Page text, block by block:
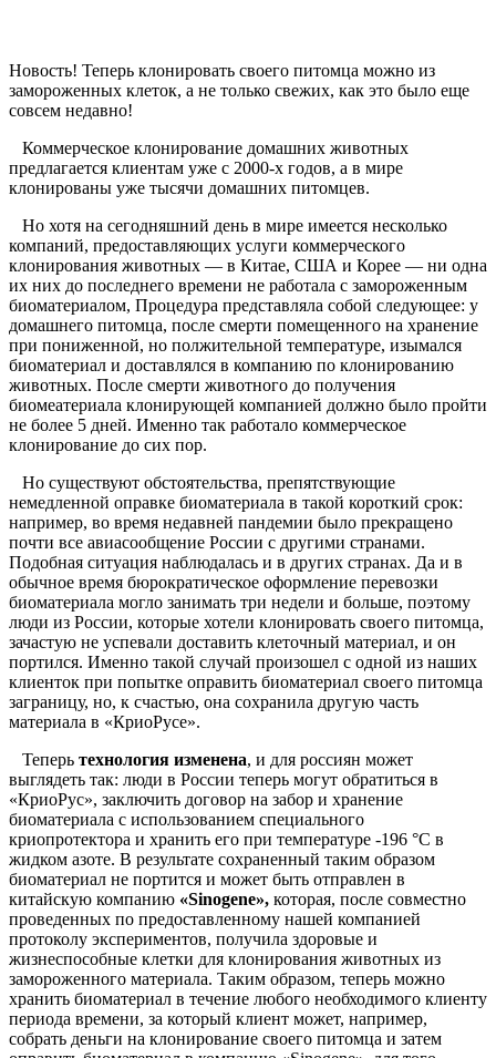
Новость! Теперь клонировать своего питомца можно из
замороженных клеток, а не только свежих, как это было еще
совсем недавно!
Коммерческое клонирование домашних животных
предлагается клиентам уже с 2000-х годов, а в мире
клонированы уже тысячи домашних питомцев.
Но хотя на сегодняшний день в мире имеется несколько
компаний, предоставляющих услуги коммерческого
клонирования животных — в Китае, США и Корее — ни одна
их них до последнего времени не работала с замороженным
биоматериалом, Процедура представляла собой следующее: у
домашнего питомца, после смерти помещенного на хранение
при пониженной, но полжительной температуре, изымался
биоматериал и доставлялся в компанию по клонированию
животных. После смерти животного до получения
биомеатериала клонирующей компанией должно было пройти
не более 5 дней. Именно так работало коммерческое
клонирование до сих пор.
Но существуют обстоятельства, препятствующие
немедленной оправке биоматериала в такой короткий срок:
например, во время недавней пандемии было прекращено
почти все авиасообщение России с другими странами.
Подобная ситуация наблюдалась и в других странах. Да и в
обычное время бюрократическое оформление перевозки
биоматериала могло занимать три недели и больше, поэтому
люди из России, которые хотели клонировать своего питомца,
зачастую не успевали доставить клеточный материал, и он
портился. Именно такой случай произошел с одной из наших
клиенток при попытке оправить биоматериал своего питомца
заграницу, но, к счастью, она сохранила другую часть
материала в «КриоРусе».
Теперь технология изменена, и для россиян может
выглядеть так: люди в России теперь могут обратиться в
«КриоРус», заключить договор на забор и хранение
биоматериала с использованием специального
криопротектора и хранить его при температуре -196 °C в
жидком азоте. В результате сохраненный таким образом
биоматериал не портится и может быть отправлен в
китайскую компанию «Sinogene», которая, после совместно
проведенных по предоставленному нашей компанией
протоколу экспериментов, получила здоровые и
жизнеспособные клетки для клонирования животных из
замороженного материала. Таким образом, теперь можно
хранить биоматериал в течение любого необходимого клиенту
периода времени, за который клиент может, например,
собрать деньги на клонирование своего питомца и затем